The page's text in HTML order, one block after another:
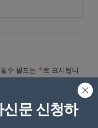
필수 필드는 *로 표시됩니
신문 신청하